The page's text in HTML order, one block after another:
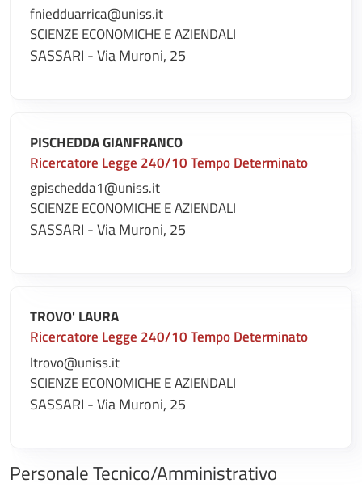
fniedduarrica@uniss.it
SCIENZE ECONOMICHE E AZIENDALI
SASSARI - Via Muroni, 25
PISCHEDDA GIANFRANCO
Ricercatore Legge 240/10 Tempo Determinato
gpischedda1@uniss.it
SCIENZE ECONOMICHE E AZIENDALI
SASSARI - Via Muroni, 25
TROVO' LAURA
Ricercatore Legge 240/10 Tempo Determinato
ltrovo@uniss.it
SCIENZE ECONOMICHE E AZIENDALI
SASSARI - Via Muroni, 25
Personale Tecnico/Amministrativo